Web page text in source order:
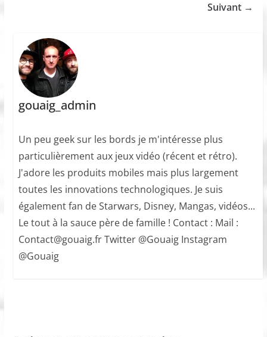
Suivant →
gouaig_admin
Un peu geek sur les bords je m'intéresse plus
particulièrement aux jeux vidéo (récent et rétro).
J'adore les produits mobiles mais plus largement
toutes les innovations technologiques. Je suis
également fan de Starwars, Disney, Mangas, vidéos...
Le tout à la sauce père de famille ! Contact : Mail :
Contact@gouaig.fr Twitter @Gouaig Instagram
@Gouaig